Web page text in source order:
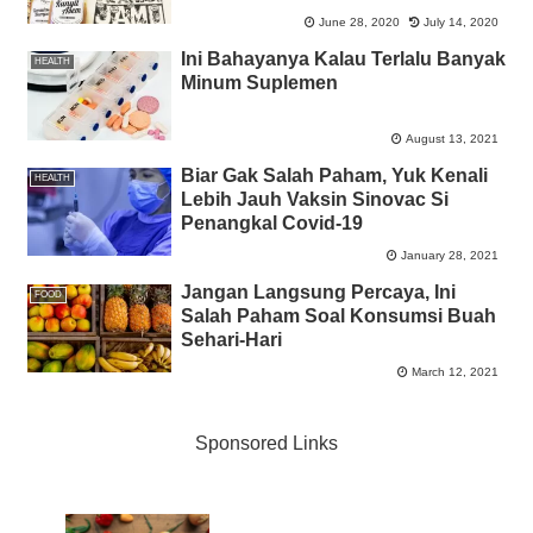
June 28, 2020 July 14, 2020
HEALTH
Ini Bahayanya Kalau Terlalu Banyak
Minum Suplemen
August 13, 2021
HEALTH
Biar Gak Salah Paham, Yuk Kenali
Lebih Jauh Vaksin Sinovac Si
Penangkal Covid-19
January 28, 2021
FOOD
Jangan Langsung Percaya, Ini
Salah Paham Soal Konsumsi Buah
Sehari-Hari
March 12, 2021
Sponsored Links